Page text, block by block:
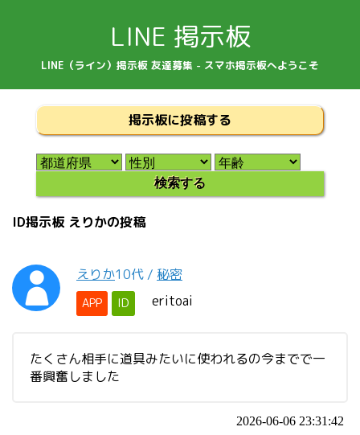
LINE 掲示板
LINE（ライン）掲示板 友達募集 - スマホ掲示板へようこそ
掲示板に投稿する
ID掲示板 えりかの投稿
えりか10代 / 秘密
APP ID eritoai
たくさん相手に道具みたいに使われるの今までで一
番興奮しました
2026-06-06 23:31:42